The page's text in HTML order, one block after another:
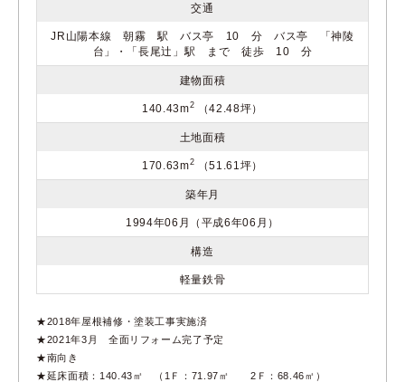
交通
JR山陽本線 朝霧 駅 バス亭 10 分 バス亭 「神陵
台」・「長尾辻」駅 まで 徒歩 10 分
建物面積
140.43m2 （42.48坪）
土地面積
170.63m2 （51.61坪）
築年月
1994年06月（平成6年06月）
構造
軽量鉄骨
★2018年屋根補修・塗装工事実施済
★2021年3月 全面リフォーム完了予定
★南向き
★延床面積：140.43㎡ （1Ｆ：71.97㎡ 2Ｆ：68.46㎡）